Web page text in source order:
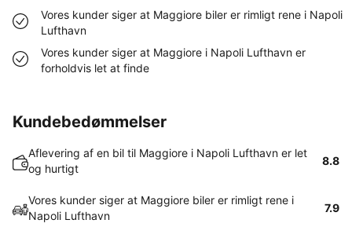
Vores kunder siger at Maggiore biler er rimligt rene i Napoli
Lufthavn
Vores kunder siger at Maggiore i Napoli Lufthavn er
forholdvis let at finde
Kundebedømmelser
Aflevering af en bil til Maggiore i Napoli Lufthavn er let
og hurtigt
8.8
Vores kunder siger at Maggiore biler er rimligt rene i
Napoli Lufthavn
7.9